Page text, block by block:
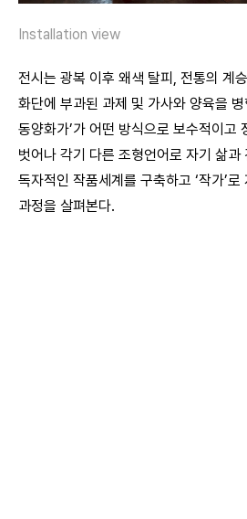
Installation view
전시는 광복 이후 왜색 탈피, 전통의 계
화단에 부과된 과제 및 가사와 양육을 병
동양화가’가 어떤 방식으로 보수적이고
벗어나 각기 다른 조형언어로 자기 삶과
독자적인 작품세계를 구축하고 ‘작가’
과정을 살펴본다.